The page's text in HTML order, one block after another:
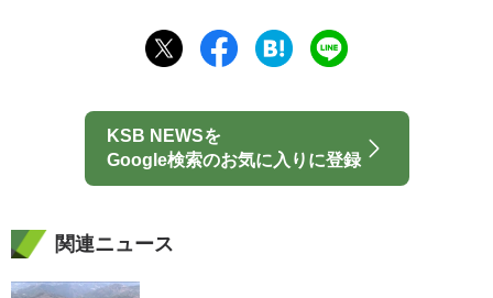
KSB NEWSを
Google検索のお気に入りに登録
関連ニュース